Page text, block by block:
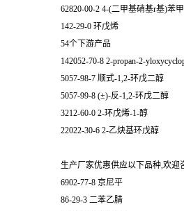
62820-00-2 4-(二甲基硝基r基)苯
142-29-0 环戊烯
54个下游产品
142052-70-8 2-propan-2-
5057-98-7 顺式-1,2-环戊二醇
5057-99-8 (±)-反-1,2-环戊二醇
3212-60-0 2-环戊烯-1-醇
22022-30-6 2-乙炔基环戊醇
生产厂家优惠供应以下品种,欢迎
6902-77-8 京尼平
86-29-3 二苯乙腈